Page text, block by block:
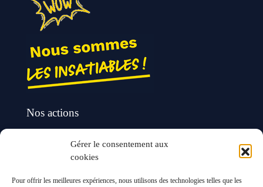
Gérer le consentement aux
cookies
Pour offrir les meilleures expériences, nous utilisons des technologies telles que les
Nos actions
Agir ensemble